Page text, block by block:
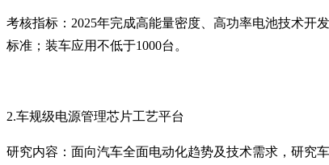
考核指标： 2025年完成高能量密度、高功率电池技术开
标准；装车应用不低于1000台。
2.车规级电源管理芯片工艺平台
研究内容：面向汽车全面电动化趋势及技术需求，研究